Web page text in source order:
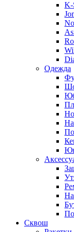
K-
Одежда
Сквош